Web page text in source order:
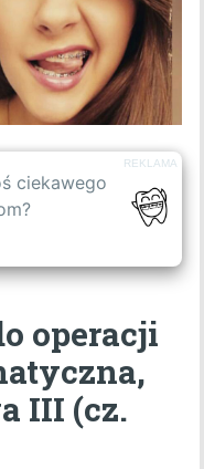
REKLAMA
ciekawego
operacji
III (cz.